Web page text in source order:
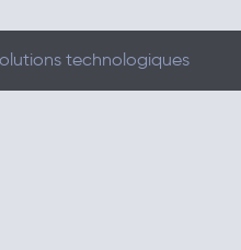
technologiques